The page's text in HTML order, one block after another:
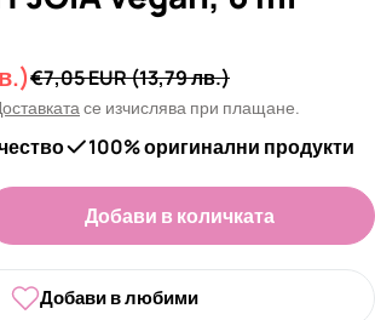
€7,05 EUR(13,79 лв.)
се изчислява при плащане.
100% оригинални продукти
за Гел лак 011 JOIA
количеството за Гел лак 011
Добави в количката
Добави в любими